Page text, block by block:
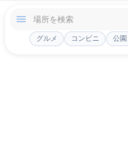
グルメ コンビニ 公園